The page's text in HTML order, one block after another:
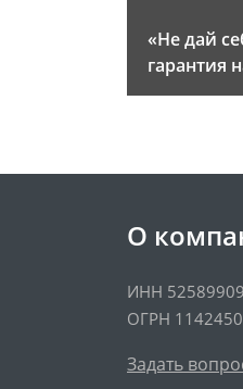
«Не дай
гарантия
О
ИНН
ОГРН
Задать